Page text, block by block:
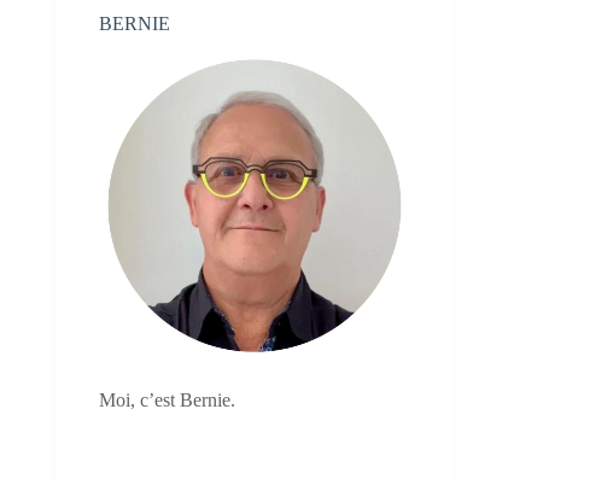
BERNIE
Moi, c’est Bernie.